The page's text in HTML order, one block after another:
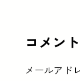
コメン
メールアド